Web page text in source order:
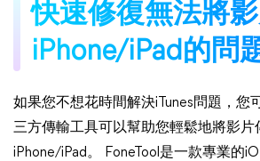
快速修復無法將
iPhone/iPad的問
如果您不想花時間解決iTunes問題，您
三方傳輸工具可以幫助您輕鬆地將影片
iPhone/iPad。 FoneTool是一款專業的